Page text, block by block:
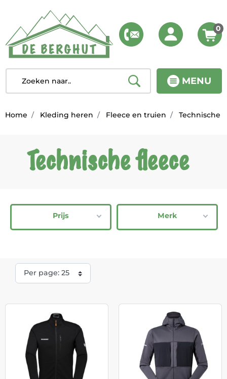
MENU
0
Home Kleding heren Fleece en truien Technische
Technische fleece
Prijs Merk